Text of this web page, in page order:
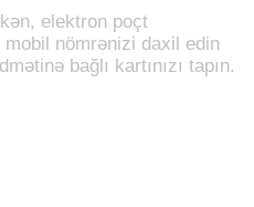
elektron poçt
mobil nömrənizi daxil edin
bağlı kartınızı tapın.